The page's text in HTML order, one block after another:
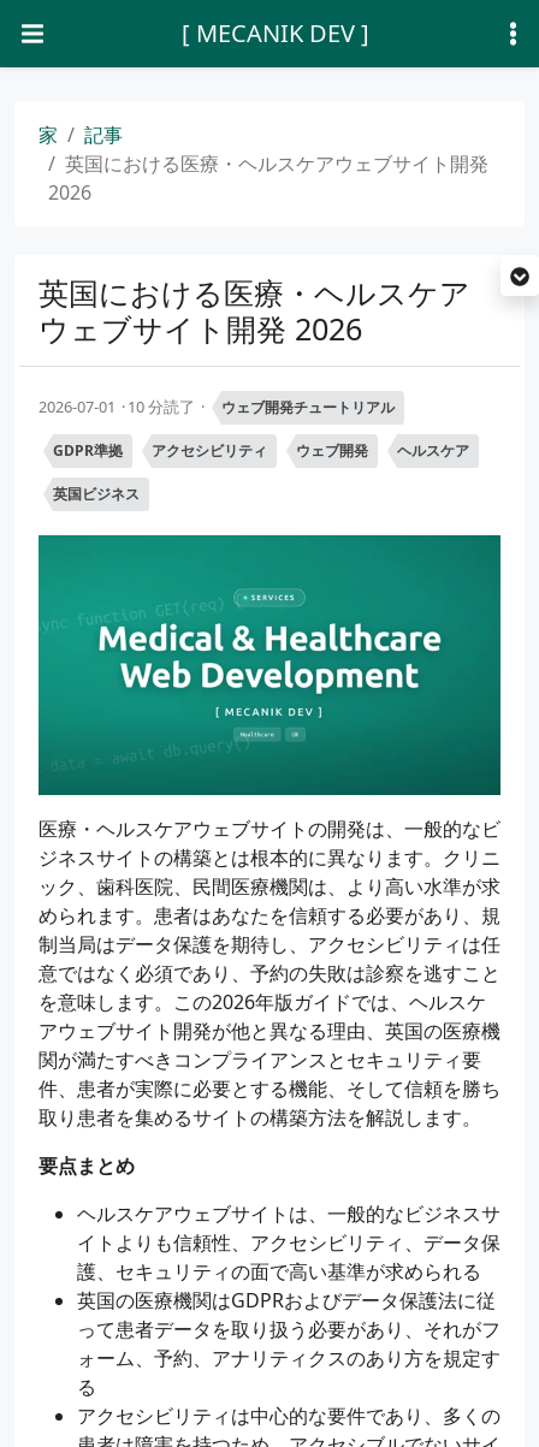
[ MECANIK DEV ]
家
記事
英国における医療・ヘルスケアウェブサイト開発
2026
英国における医療・ヘルスケア
ウェブサイト開発 2026
2026-07-01 10 分読了 ウェブ開発チュートリアル
GDPR準拠 アクセシビリティ ウェブ開発 ヘルスケア
英国ビジネス
医療・ヘルスケアウェブサイトの開発は、一般的なビ
ジネスサイトの構築とは根本的に異なります。クリニ
ック、歯科医院、民間医療機関は、より高い水準が求
められます。患者はあなたを信頼する必要があり、規
制当局はデータ保護を期待し、アクセシビリティは任
意ではなく必須であり、予約の失敗は診察を逃すこと
を意味します。この2026年版ガイドでは、ヘルスケ
アウェブサイト開発が他と異なる理由、英国の医療機
関が満たすべきコンプライアンスとセキュリティ要
件、患者が実際に必要とする機能、そして信頼を勝ち
取り患者を集めるサイトの構築方法を解説します。
要点まとめ
ヘルスケアウェブサイトは、一般的なビジネスサ
イトよりも信頼性、アクセシビリティ、データ保
護、セキュリティの面で高い基準が求められる
英国の医療機関はGDPRおよびデータ保護法に従
って患者データを取り扱う必要があり、それがフ
ォーム、予約、アナリティクスのあり方を規定す
る
アクセシビリティは中心的な要件であり、多くの